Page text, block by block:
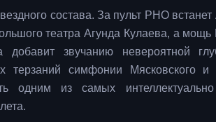
состава. За пульт РНО
театра Агунда Кулаева, а мощь
добавит звучанию невероятной
терзаний симфонии Мясковского и
одним из самых